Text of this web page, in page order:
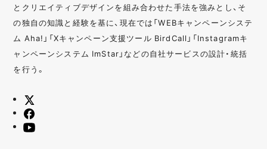
とクリエイティブデザインを組み合わせた手法を強みとし、そ
の独自の知識と経験を基に、現在では「WEBキャンペーンシステ
ム Aha!」「Xキャンペーン支援ツール BirdCall」「Instagramキ
ャンペーンシステム ImStar」などの自社サービスの設計・統括
を行う。